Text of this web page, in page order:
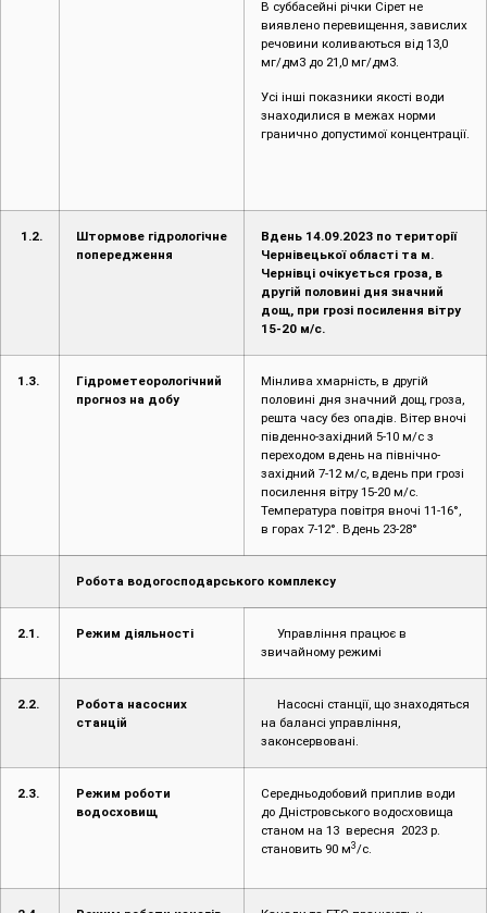
виявлено перевищення, завислих
речовини коливаються від 13,0
мг/дм3 до 21,0 мг/дм3.
знаходилися в межах норми
гранично допустимої концентрації.
1.2.
Штормове гідрологічне
попередження
Вдень 14.09.2023 по території
Чернівецької області та м.
Чернівці очікується гроза, в
другій половині дня значний
дощ, при грозі посилення вітру
15-20 м/с.
1.3.
Гідрометеорологічний
прогноз на добу
Мінлива хмарність, в другій
половині дня значний дощ, гроза,
решта часу без опадів. Вітер вночі
південно-західний 5-10 м/с з
переходом вдень на північно-
західний 7-12 м/с, вдень при грозі
посилення вітру 15-20 м/с.
Температура повітря вночі 11-16°,
в горах 7-12°. Вдень 23-28°
Робота водогосподарського комплексу
2.1. Режим діяльності
Управління працює в
звичайному режимі
2.2.
Робота насосних
станцій
Насосні станції, що знаходяться
на балансі управління,
законсервовані.
2.3.
Режим роботи
водосховищ
Середньодобовий приплив води
до Дністровського водосховища
станом на 13 вересня 2023 р.
становить 90 м /с.
2.4.
Режим роботи каналів
Канали та ГТС працюють у